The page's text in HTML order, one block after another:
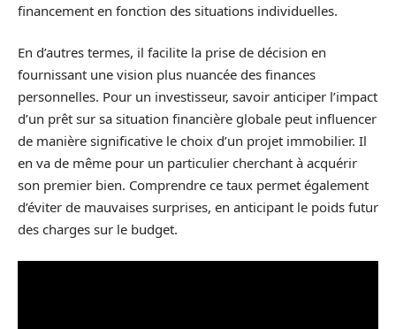
financement en fonction des situations individuelles.
En d’autres termes, il facilite la prise de décision en
fournissant une vision plus nuancée des finances
personnelles. Pour un investisseur, savoir anticiper l’impact
d’un prêt sur sa situation financière globale peut influencer
de manière significative le choix d’un projet immobilier. Il
en va de même pour un particulier cherchant à acquérir
son premier bien. Comprendre ce taux permet également
d’éviter de mauvaises surprises, en anticipant le poids futur
des charges sur le budget.